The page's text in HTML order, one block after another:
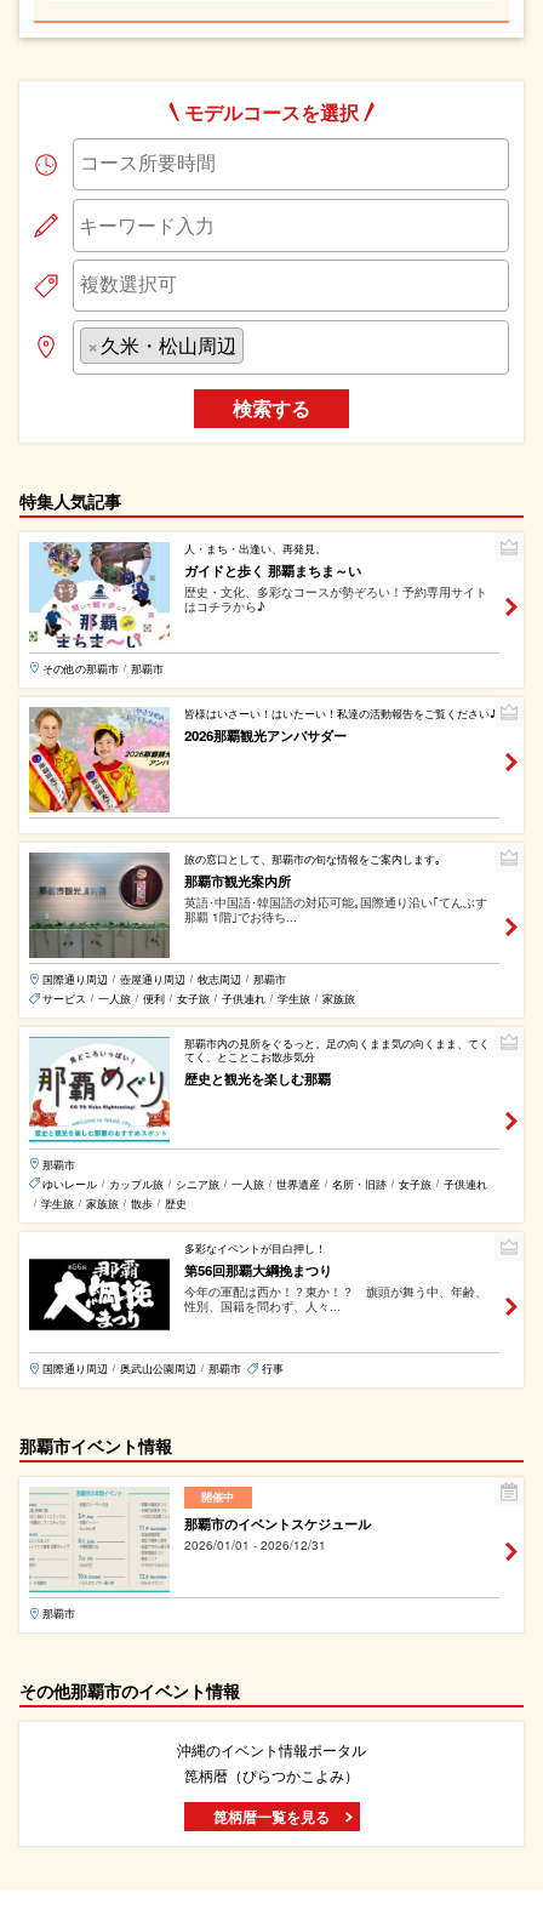
モデルコースを選択
×久米・松山周辺
検索する
特集人気記事
人・まち・出逢い、再発見。
ガイドと歩く 那覇まちま～い
歴史・文化、多彩なコースが勢ぞろい！予約専用サイト
はコチラから♪
その他の那覇市 / 那覇市
皆様はいさーい！はいたーい！私達の活動報告をご覧ください♪
2026那覇観光アンバサダー
旅の窓口として、那覇市の旬な情報をご案内します｡
那覇市観光案内所
英語･中国語･韓国語の対応可能｡国際通り沿い｢てんぶす
那覇 1階｣でお待ち...
国際通り周辺 / 壺屋通り周辺 / 牧志周辺 / 那覇市
サービス / 一人旅 / 便利 / 女子旅 / 子供連れ / 学生旅 / 家族旅
那覇市内の見所をぐるっと。足の向くまま気の向くまま、てく
てく、とことこお散歩気分
歴史と観光を楽しむ那覇
那覇市
ゆいレール / カップル旅 / シニア旅 / 一人旅 / 世界遺産 / 名所・旧跡 / 女子旅 / 子供連れ
/ 学生旅 / 家族旅 / 散歩 / 歴史
多彩なイベントが目白押し！
第56回那覇大綱挽まつり
今年の軍配は西か！？東か！？ 旗頭が舞う中、年齢、
性別、国籍を問わず、人々...
国際通り周辺 / 奥武山公園周辺 / 那覇市 行事
那覇市イベント情報
開催中
那覇市のイベントスケジュール
2026/01/01 - 2026/12/31
那覇市
その他那覇市のイベント情報
沖縄のイベント情報ポータル
箆柄暦（ぴらつかこよみ）
箆柄暦一覧を見る